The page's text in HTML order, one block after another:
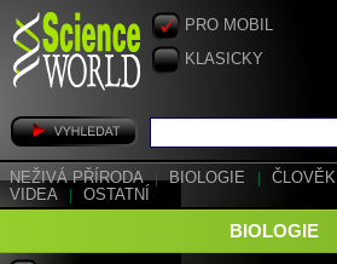
PRO MOBIL
KLASICKY
NEŽIVÁ PŘÍRODA | BIOLOGIE ČLOVĚK
VIDEA
OSTATNÍ
BIOLOGIE